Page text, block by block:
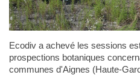
Ecodiv a achevé les sessions
prospections botaniques
communes d'Aignes (Haute-